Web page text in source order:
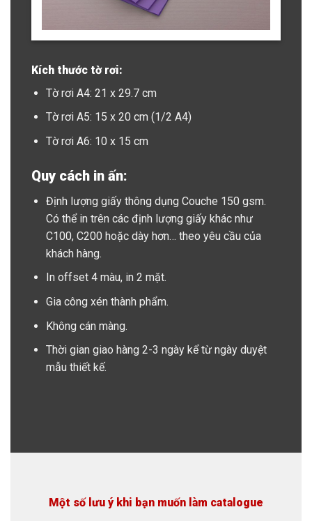
Kích thước tờ rơi:
Tờ rơi A4: 21 x 29.7 cm
Tờ rơi A5: 15 x 20 cm (1/2 A4)
Tờ rơi A6: 10 x 15 cm
Quy cách in ấn:
Định lượng giấy thông dụng Couche 150 gsm.
Có thể in trên các định lượng giấy khác như
C100, C200 hoặc dày hơn… theo yêu cầu của
khách hàng.
In offset 4 màu, in 2 mặt.
Gia công xén thành phẩm.
Không cán màng.
Thời gian giao hàng 2-3 ngày kể từ ngày duyệt
mẫu thiết kế.
Một số lưu ý khi bạn muốn làm catalogue